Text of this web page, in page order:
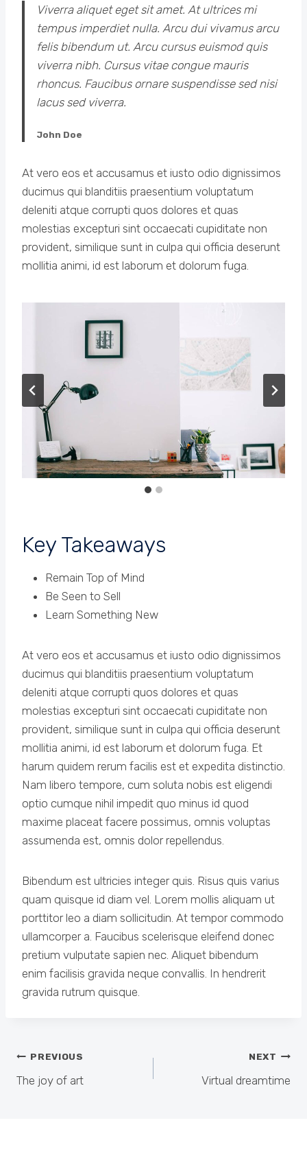
Viverra aliquet eget sit amet. At ultrices mi
tempus imperdiet nulla. Arcu dui vivamus arcu
felis bibendum ut. Arcu cursus euismod quis
viverra nibh. Cursus vitae congue mauris
rhoncus. Faucibus ornare suspendisse sed nisi
lacus sed viverra.
John Doe
At vero eos et accusamus et iusto odio dignissimos
ducimus qui blanditiis praesentium voluptatum
deleniti atque corrupti quos dolores et quas
molestias excepturi sint occaecati cupiditate non
provident, similique sunt in culpa qui officia deserunt
mollitia animi, id est laborum et dolorum fuga.
Key Takeaways
Remain Top of Mind
Be Seen to Sell
Learn Something New
At vero eos et accusamus et iusto odio dignissimos
ducimus qui blanditiis praesentium voluptatum
deleniti atque corrupti quos dolores et quas
molestias excepturi sint occaecati cupiditate non
provident, similique sunt in culpa qui officia deserunt
mollitia animi, id est laborum et dolorum fuga. Et
harum quidem rerum facilis est et expedita distinctio.
Nam libero tempore, cum soluta nobis est eligendi
optio cumque nihil impedit quo minus id quod
maxime placeat facere possimus, omnis voluptas
assumenda est, omnis dolor repellendus.
Bibendum est ultricies integer quis. Risus quis varius
quam quisque id diam vel. Lorem mollis aliquam ut
porttitor leo a diam sollicitudin. At tempor commodo
ullamcorper a. Faucibus scelerisque eleifend donec
pretium vulputate sapien nec. Aliquet bibendum
enim facilisis gravida neque convallis. In hendrerit
gravida rutrum quisque.
Post
navigation
PREVIOUS
The joy of art
NEXT
Virtual dreamtime